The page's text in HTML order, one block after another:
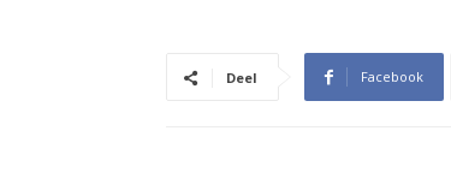
Deel Facebook